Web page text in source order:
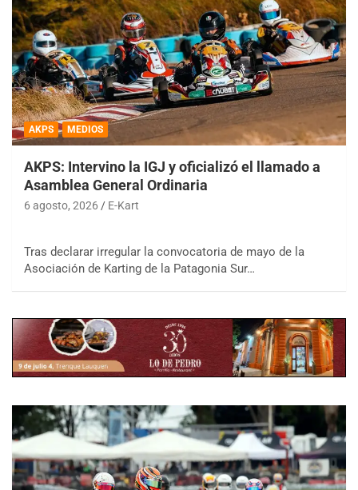
AKPS MEDIOS
AKPS: Intervino la IGJ y oficializó el llamado a
Asamblea General Ordinaria
6 agosto, 2026 E-Kart
Tras declarar irregular la convocatoria de mayo de la
Asociación de Karting de la Patagonia Sur…